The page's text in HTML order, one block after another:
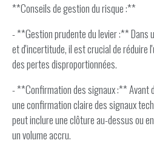
**Conseils de gestion du risque :**
- **Gestion prudente du levier :** Dans
et d'incertitude, il est crucial de réduire
des pertes disproportionnées.
- **Confirmation des signaux :** Avant
une confirmation claire des signaux
peut inclure une clôture au-dessus ou
un volume accru.